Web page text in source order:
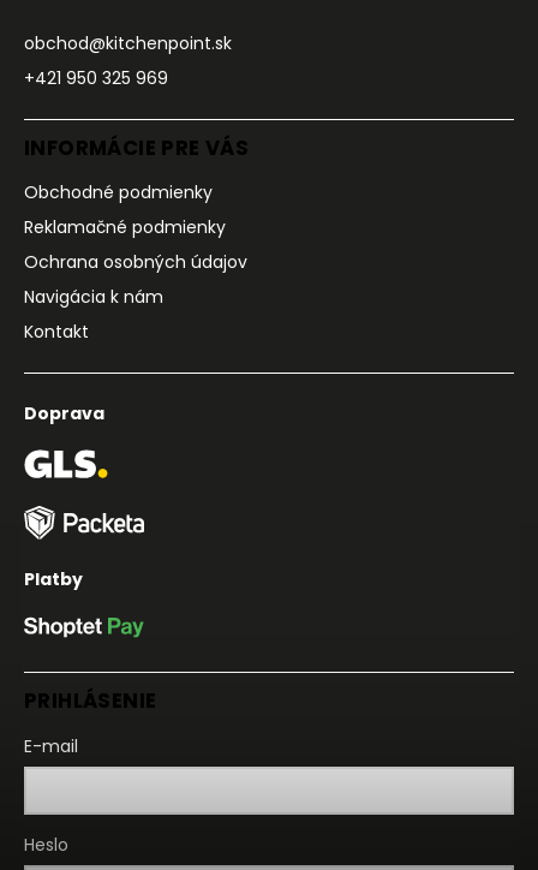
obchod@kitchenpoint.sk
+421 950 325 969
INFORMÁCIE PRE VÁS
Obchodné podmienky
Reklamačné podmienky
Ochrana osobných údajov
Navigácia k nám
Kontakt
Doprava
Platby
PRIHLÁSENIE
E-mail
Heslo